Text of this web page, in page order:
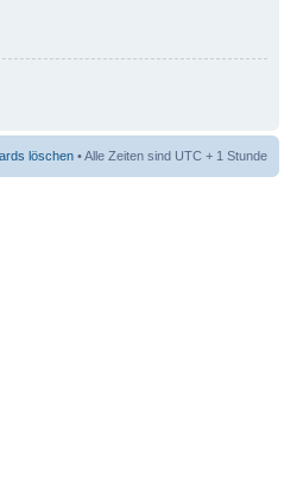
löschen • Alle Zeiten sind UTC + 1 Stunde